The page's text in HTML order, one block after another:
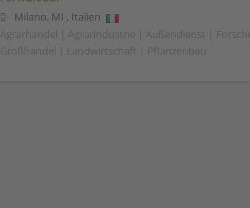
Milano, MI , Italien
Agrarhandel | Agrarindustrie | Außendienst |
Großhandel | Landwirtschaft | Pflanzenbau